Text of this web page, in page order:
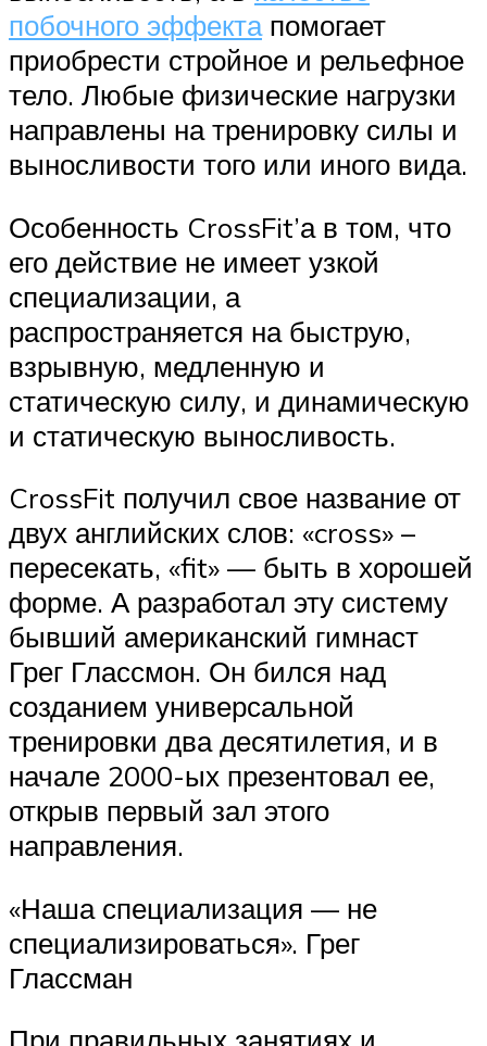
побочного эффектапомогает
приобрести стройное и рельефное
тело. Любые физические нагрузки
направлены на тренировку силы и
выносливости того или иного вида.
Особенность CrossFit’а в том, что
его действие не имеет узкой
специализации, а
распространяется на быструю,
взрывную, медленную и
статическую силу, и динамическую
и статическую выносливость.
CrossFit получил свое название от
двух английских слов: «cross» –
пересекать, «fit» — быть в хорошей
форме. А разработал эту систему
бывший американский гимнаст
Грег Глассмон. Он бился над
созданием универсальной
тренировки два десятилетия, и в
начале 2000-ых презентовал ее,
открыв первый зал этого
направления.
«Наша специализация — не
специализироваться». Грег
Глассман